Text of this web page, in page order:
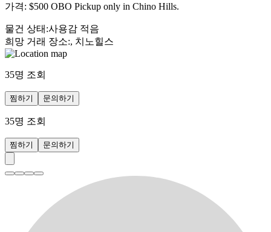
가격: $500 OBO Pickup only in Chino Hills.
물건 상태 :사용감 적음
희망 거래 장소:, 치노힐스
35명 조회
찜하기 문의하기
35명 조회
찜하기 문의하기